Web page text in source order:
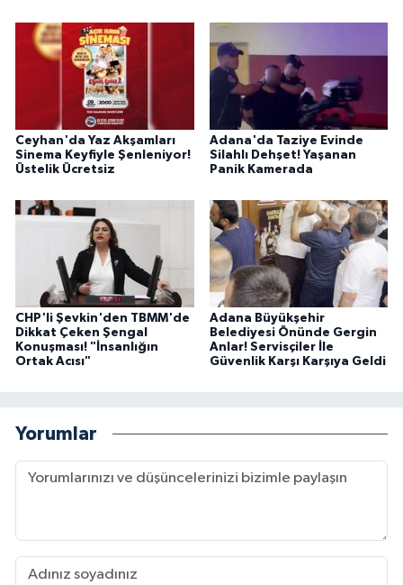
Ceyhan'da Yaz Akşamları
Sinema Keyfiyle Şenleniyor!
Üstelik Ücretsiz
Adana'da Taziye Evinde
Silahlı Dehşet! Yaşanan
Panik Kamerada
CHP'li Şevkin'den TBMM'de
Dikkat Çeken Şengal
Konuşması! "İnsanlığın
Ortak Acısı"
Adana Büyükşehir
Belediyesi Önünde Gergin
Anlar! Servisçiler İle
Güvenlik Karşı Karşıya Geldi
Yorumlar